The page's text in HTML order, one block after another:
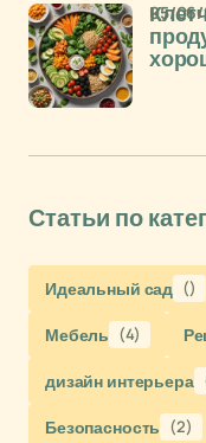
05/06/
Статьи по
Идеальный сад ()
Мебель (4)
дизайн интерьера
Безопасность (2)